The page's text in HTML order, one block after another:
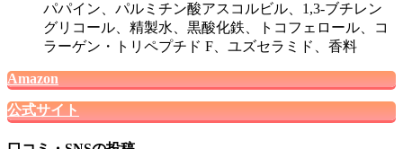
パパイン、パルミチン酸アスコルビル、1,3-ブチレン
グリコール、精製水、黒酸化鉄、トコフェロール、コ
ラーゲン・トリペプチド F、ユズセラミド、香料
Amazon
公式サイト